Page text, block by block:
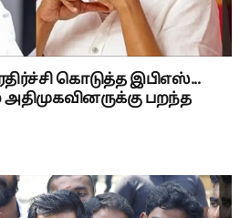
கொடுத்த இபிஎஸ்...
அதிமுகவினருக்கு பறந்த